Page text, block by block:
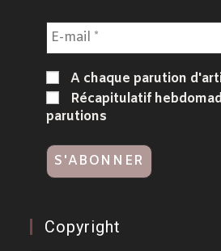
A chaque parution
Récapitulatif
parutions
Copyright